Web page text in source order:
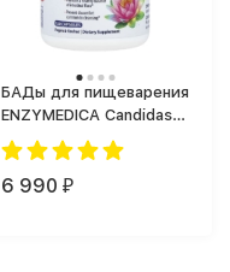
БАДы для пищеварения
ENZYMEDICA Candidase
(120 капс.)
6 990 ₽